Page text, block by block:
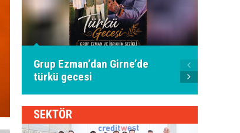
Grup Ezman’dan Girne’de
türkü gecesi
SEKTÖR